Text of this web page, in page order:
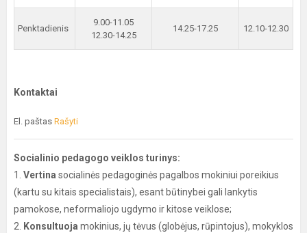
Penktadienis
9.00-11.05
12.30-14.25
14.25-17.25 12.10-12.30
Kontaktai
El. paštas Rašyti
Socialinio pedagogo veiklos turinys:
1. Vertina socialinės pedagoginės pagalbos mokiniui poreikius
(kartu su kitais specialistais), esant būtinybei gali lankytis
pamokose, neformaliojo ugdymo ir kitose veiklose;
2. Konsultuoja mokinius, jų tėvus (globėjus, rūpintojus), mokyklos